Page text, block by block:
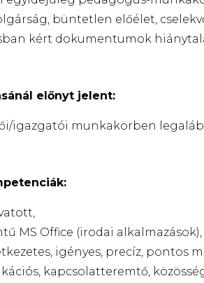
büntetlen előélet,
kért dokumentumok
előnyt jelent:
igazgatói munkakörben
MS Office (irodai alkalmazások),
igényes, precíz, pontos
kapcsolatteremtő,